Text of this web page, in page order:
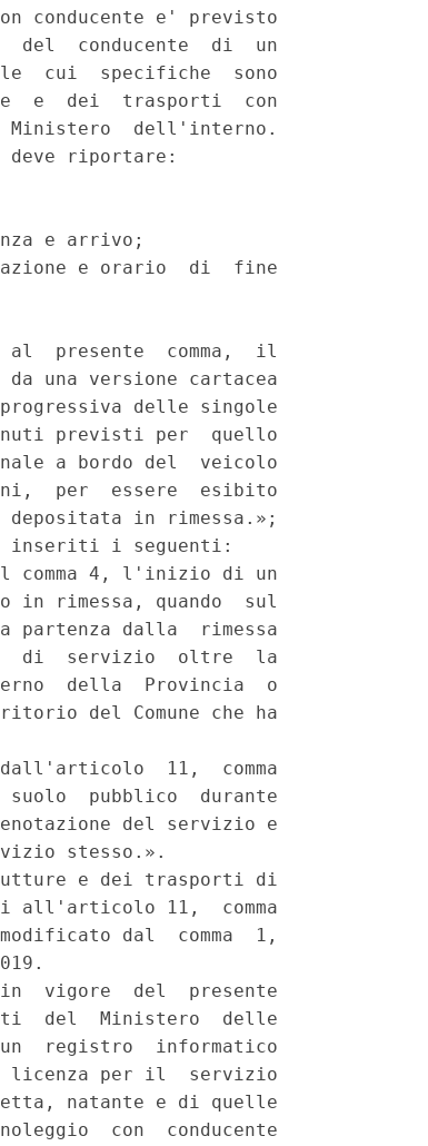
conducente e' previsto
del  conducente  di  un
cui  specifiche  sono
e  dei  trasporti  con
Ministero  dell'interno.
riportare:
e arrivo;
e orario  di  fine
presente  comma,  il
una versione cartacea
delle singole
previsti per  quello
a bordo del  veicolo
per  essere  esibito
in rimessa.»;
inseriti i seguenti:
comma 4, l'inizio di un
in rimessa, quando  sul
dalla  rimessa
di  servizio  oltre  la
della  Provincia  o
del Comune che ha
11,  comma
pubblico  durante
del servizio e
stesso.».
e dei trasporti di
all'articolo 11,  comma
dal  comma  1,
vigore  del  presente
del  Ministero  delle
registro  informatico
licenza per il  servizio
natante e di quelle
con  conducente